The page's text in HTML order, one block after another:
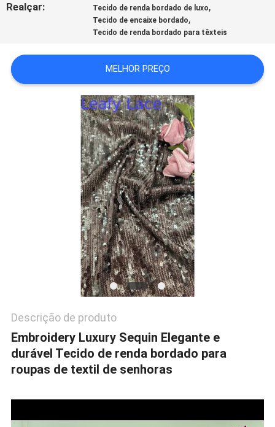
MAPA
SITE
PRIVACIDADE
Realçar: Tecido de renda bordado de luxo,
Tecido de encaixe bordado,
Tecido de renda bordado para têxteis
MELHOR PREÇO
Descrição de produto
Embroidery Luxury Sequin Elegante e
durável Tecido de renda bordado para
roupas de textil de senhoras